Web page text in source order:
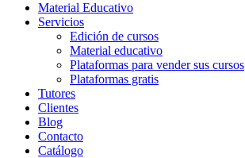
Material Educativo
Servicios
Edición de cursos
Material educativo
Plataformas para vender sus cursos
Plataformas gratis
Tutores
Clientes
Blog
Contacto
Catálogo